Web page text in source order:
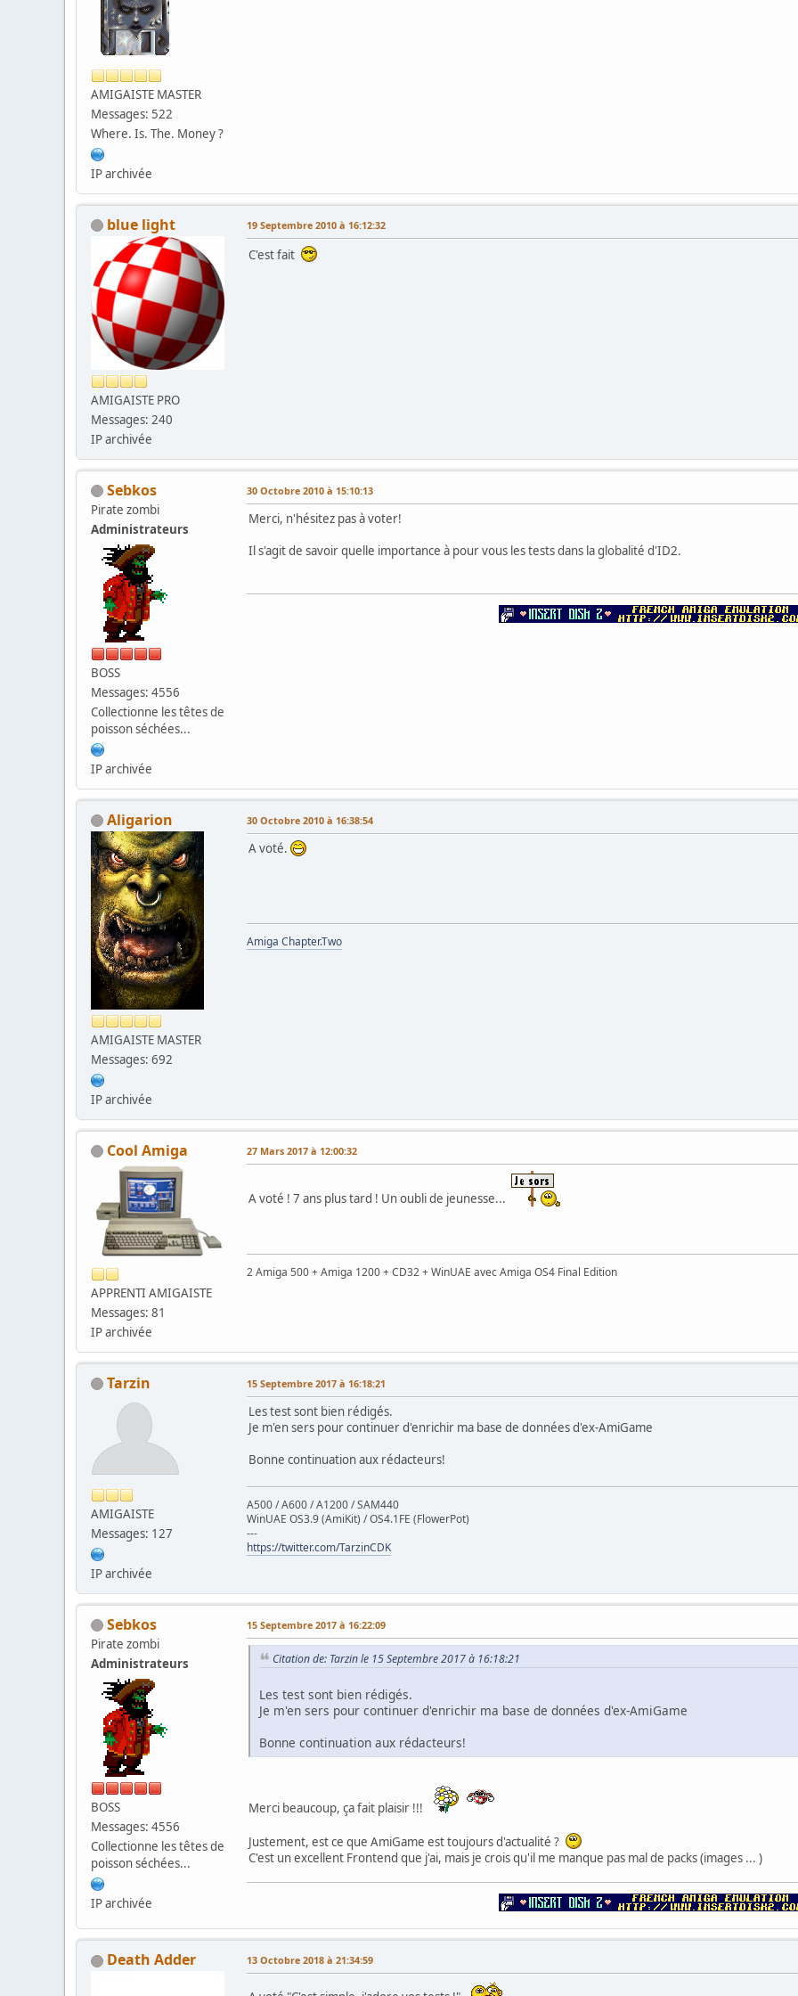
AMIGAISTE MASTER
Messages: 522
Where. Is. The. Money ?
IP archivée
blue light
AMIGAISTE PRO
Messages: 240
IP archivée
19 Septembre 2010 à 16:12:32
C'est fait
Sebkos
Pirate zombi
Administrateurs
BOSS
Messages: 4556
Collectionne les têtes de
poisson séchées...
IP archivée
30 Octobre 2010 à 15:10:13
Merci, n'hésitez pas à voter!
Il s'agit de savoir quelle importance à pour vous les tests dans la globalité d'ID2.
Aligarion
AMIGAISTE MASTER
Messages: 692
IP archivée
30 Octobre 2010 à 16:38:54
A voté.
Amiga Chapter.Two
Cool Amiga
APPRENTI AMIGAISTE
Messages: 81
IP archivée
27 Mars 2017 à 12:00:32
A voté ! 7 ans plus tard ! Un oubli de jeunesse...
2 Amiga 500 + Amiga 1200 + CD32 + WinUAE avec Amiga OS4 Final Edition
Tarzin
AMIGAISTE
Messages: 127
IP archivée
15 Septembre 2017 à 16:18:21
Les test sont bien rédigés.
Je m'en sers pour continuer d'enrichir ma base de données d'ex-AmiGame
Bonne continuation aux rédacteurs!
A500 / A600 / A1200 / SAM440
WinUAE OS3.9 (AmiKit) / OS4.1FE (FlowerPot)
---
https://twitter.com/TarzinCDK
Sebkos
Pirate zombi
Administrateurs
BOSS
Messages: 4556
Collectionne les têtes de
poisson séchées...
IP archivée
15 Septembre 2017 à 16:22:09
Citation de: Tarzin le 15 Septembre 2017 à 16:18:21
Les test sont bien rédigés.
Je m'en sers pour continuer d'enrichir ma base de données d'ex-AmiGame
Bonne continuation aux rédacteurs!
Merci beaucoup, ça fait plaisir !!!
Justement, est ce que AmiGame est toujours d'actualité ?
C'est un excellent Frontend que j'ai, mais je crois qu'il me manque pas mal de packs (images ... )
Death Adder 13 Octobre 2018 à 21:34:59